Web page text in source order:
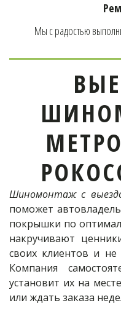
Мы с радостью
Шиномонтаж с
поможет
покрышки по
накручивают
своих клиентов и
Компания
установит их на
или ждать заказа